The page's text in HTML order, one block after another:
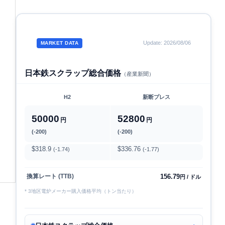
MARKET DATA Update: 2026/08/06
日本鉄スクラップ総合価格（産業新聞）
H2 新断プレス
50000 円
(-200)
52800 円
(-200)
$318.9 (-1.74) $336.76 (-1.77)
換算レート (TTB) 156.79円 / ドル
* 3地区電炉メーカー購入価格平均（トン当たり）